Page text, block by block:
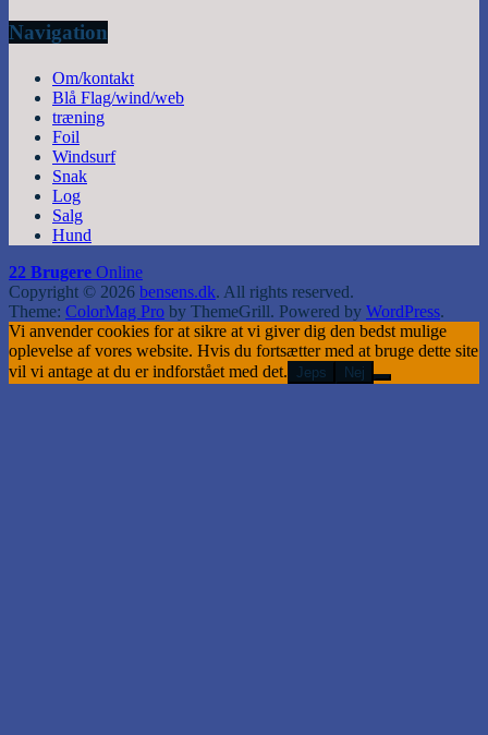
Navigation
Om/kontakt
Blå Flag/wind/web
træning
Foil
Windsurf
Snak
Log
Salg
Hund
22 Brugere Online
Copyright © 2026 bensens.dk. All rights reserved.
Theme: ColorMag Pro by ThemeGrill. Powered by WordPress.
Vi anvender cookies for at sikre at vi giver dig den bedst mulige
oplevelse af vores website. Hvis du fortsætter med at bruge dette site
vil vi antage at du er indforstået med det. Jeps Nej